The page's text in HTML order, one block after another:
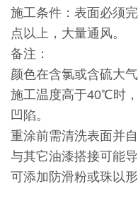
施工条件：表面必须
点以上，大量通风。
备注：
颜色在含氯或含硫大
施工温度高于40℃时
凹陷。
重涂前需清洗表面并自
与其它油漆搭接可能导
可添加防滑粉或珠以形